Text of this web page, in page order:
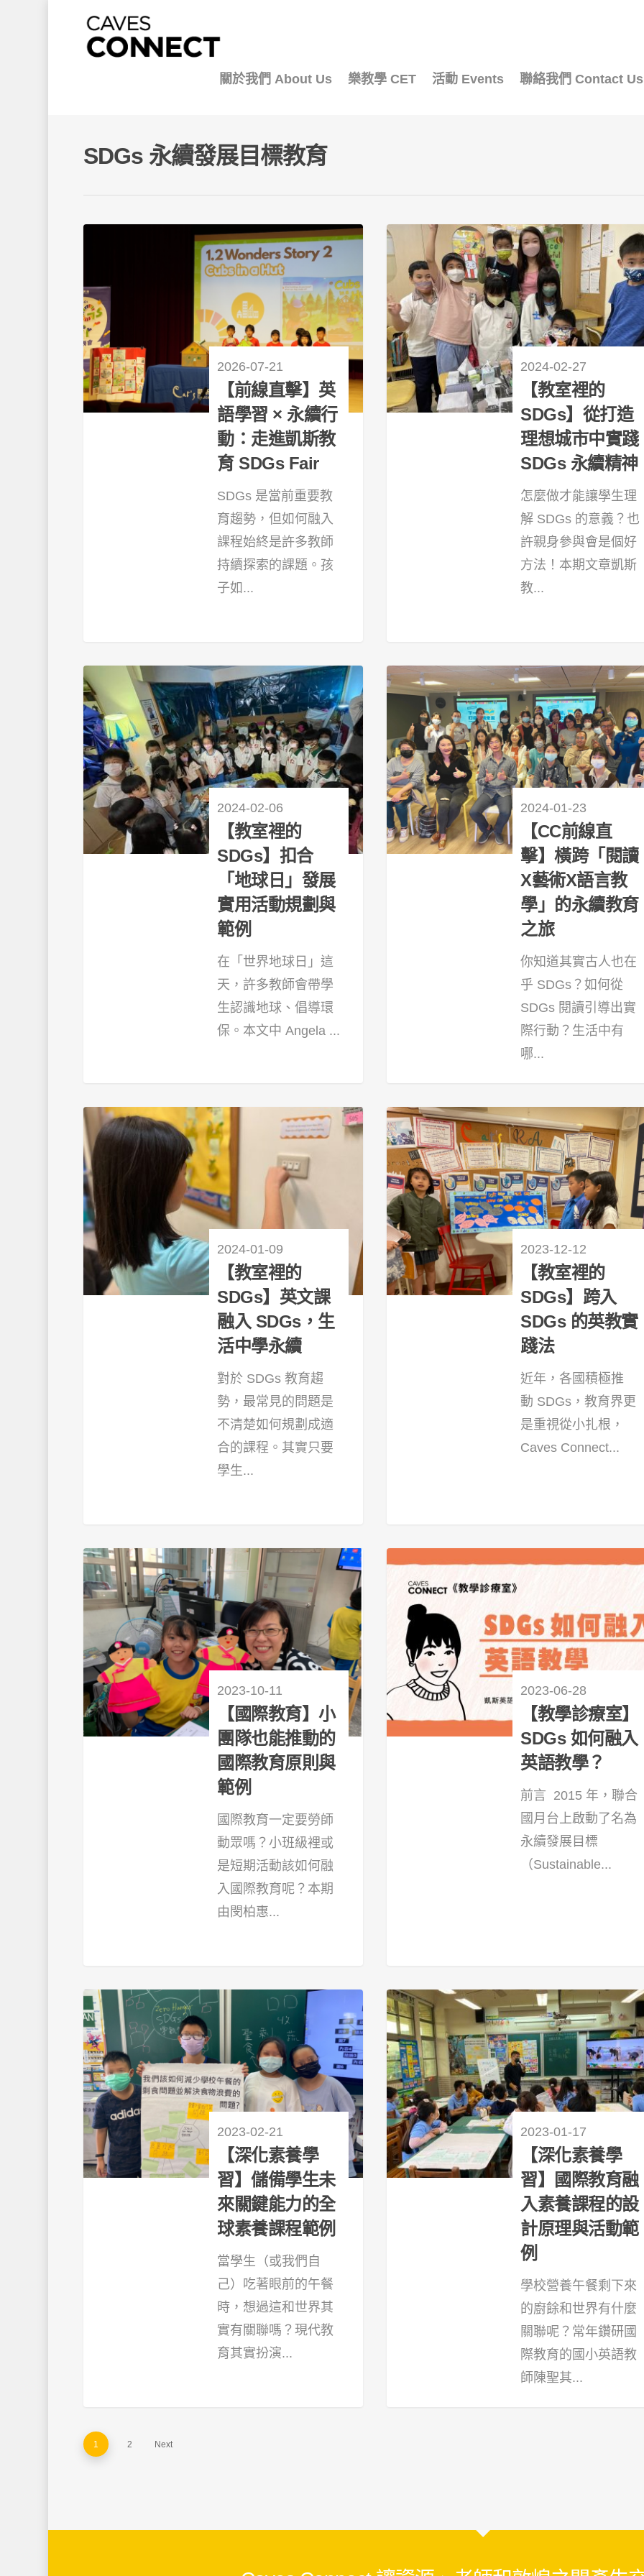
關於我們 About Us 樂教學 CET 活動 Events 聯絡我們 Contact Us
SDGs 永續發展目標教育
2026-07-21
【前線直擊】英
語學習 × 永續行
動：走進凱斯教
育 SDGs Fair
SDGs 是當前重要教
育趨勢，但如何融入
課程始終是許多教師
持續探索的課題。孩
子如...
2024-02-27
【教室裡的
SDGs】從打造
理想城市中實踐
SDGs 永續精神
怎麼做才能讓學生理
解 SDGs 的意義？也
許親身參與會是個好
方法！本期文章凱斯
教...
2024-02-06
【教室裡的
SDGs】扣合
「地球日」發展
實用活動規劃與
範例
在「世界地球日」這
天，許多教師會帶學
生認識地球、倡導環
保。本文中 Angela ...
2024-01-23
【CC前線直
擊】橫跨「閱讀
X藝術X語言教
學」的永續教育
之旅
你知道其實古人也在
乎 SDGs？如何從
SDGs 閱讀引導出實
際行動？生活中有
哪...
2024-01-09
【教室裡的
SDGs】英文課
融入 SDGs，生
活中學永續
對於 SDGs 教育趨
勢，最常見的問題是
不清楚如何規劃成適
合的課程。其實只要
學生...
2023-12-12
【教室裡的
SDGs】跨入
SDGs 的英教實
踐法
近年，各國積極推
動 SDGs，教育界更
是重視從小扎根，
Caves Connect...
2023-10-11
【國際教育】小
團隊也能推動的
國際教育原則與
範例
國際教育一定要勞師
動眾嗎？小班級裡或
是短期活動該如何融
入國際教育呢？本期
由閔柏惠...
2023-06-28
【教學診療室】
SDGs 如何融入
英語教學？
前言 2015 年，聯合
國月台上啟動了名為
永續發展目標
（Sustainable...
2023-02-21
【深化素養學
習】儲備學生未
來關鍵能力的全
球素養課程範例
當學生（或我們自
己）吃著眼前的午餐
時，想過這和世界其
實有關聯嗎？現代教
育其實扮演...
2023-01-17
【深化素養學
習】國際教育融
入素養課程的設
計原理與活動範
例
學校營養午餐剩下來
的廚餘和世界有什麼
關聯呢？常年鑽研國
際教育的國小英語教
師陳聖其...
1 2 Next